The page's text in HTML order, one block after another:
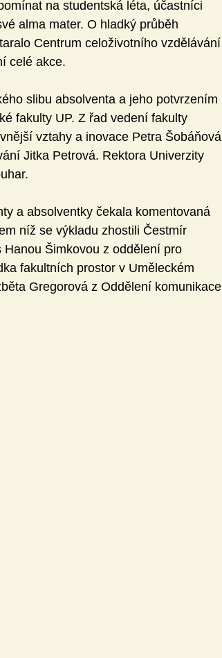
na studentská léta, účastníci
alma mater. O hladký průběh
Centrum celoživotního vzdělávání
celé akce.
slibu absolventa a jeho potvrzením
fakulty UP. Z řad vedení fakulty
vztahy a inovace Petra Šobáňová
Jitka Petrová. Rektora Univerzity
a absolventky čekala komentovaná
níž se výkladu zhostili Čestmír
Šimkovou z oddělení pro
fakultních prostor v Uměleckém
Gregorová z Oddělení komunikace